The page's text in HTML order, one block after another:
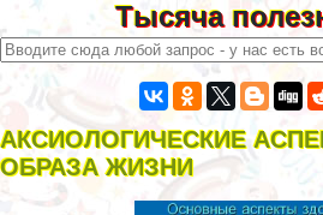
Тысяча
АКСИОЛОГИЧЕСКИЕ
ОБРАЗА ЖИЗНИ